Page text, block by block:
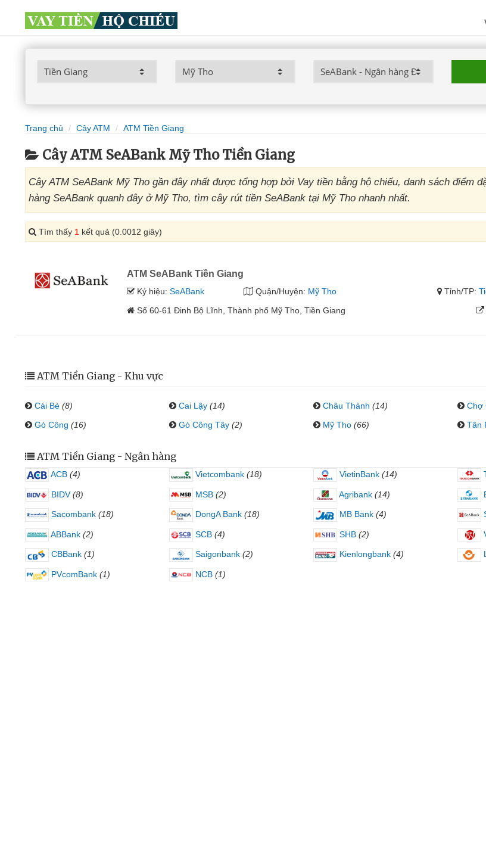
Trang chủ Cây ATM ATM Tiền Giang
Cây ATM SeABank Mỹ Tho Tiền Giang
Cây ATM SeABank Mỹ Tho gần đây nhất được tổng hợp bởi Vay tiền bằng hộ chiếu, danh sách điểm
hàng SeABank quanh đây ở Mỹ Tho, tìm cây rút tiền SeABank tại Mỹ Tho nhanh nhất.
Tìm thấy 1 kết quả (0.0012 giây)
ATM SeABank Tiền Giang
Ký hiệu:SeABank Quận/Huyện: Mỹ Tho Tỉnh/TP:
Số 60-61 Đinh Bộ Lĩnh, Thành phố Mỹ Tho, Tiền Giang
ATM Tiền Giang - Khu vực
Cái Bè (8) Cai Lậy (14) Châu Thành (14) Chợ
Gò Công (16) Gò Công Tây (2) Mỹ Tho (66) Tân
ATM Tiền Giang - Ngân hàng
ACB (4) Vietcombank (18) VietinBank (14)
BIDV (8) MSB (2) Agribank (14)
Sacombank (18) DongA Bank (18) MB Bank (4)
ABBank (2) SCB (4) SHB (2)
CBBank (1) Saigonbank (2) Kienlongbank (4)
PVcomBank (1) NCB (1)